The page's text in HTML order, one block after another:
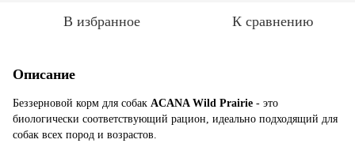
В избранное К сравнению
Описание
Беззерновой корм для собак ACANA Wild Prairie - это
биологически соответствующий рацион, идеально подходящий для
собак всех пород и возрастов.